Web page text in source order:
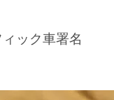
ック車署名